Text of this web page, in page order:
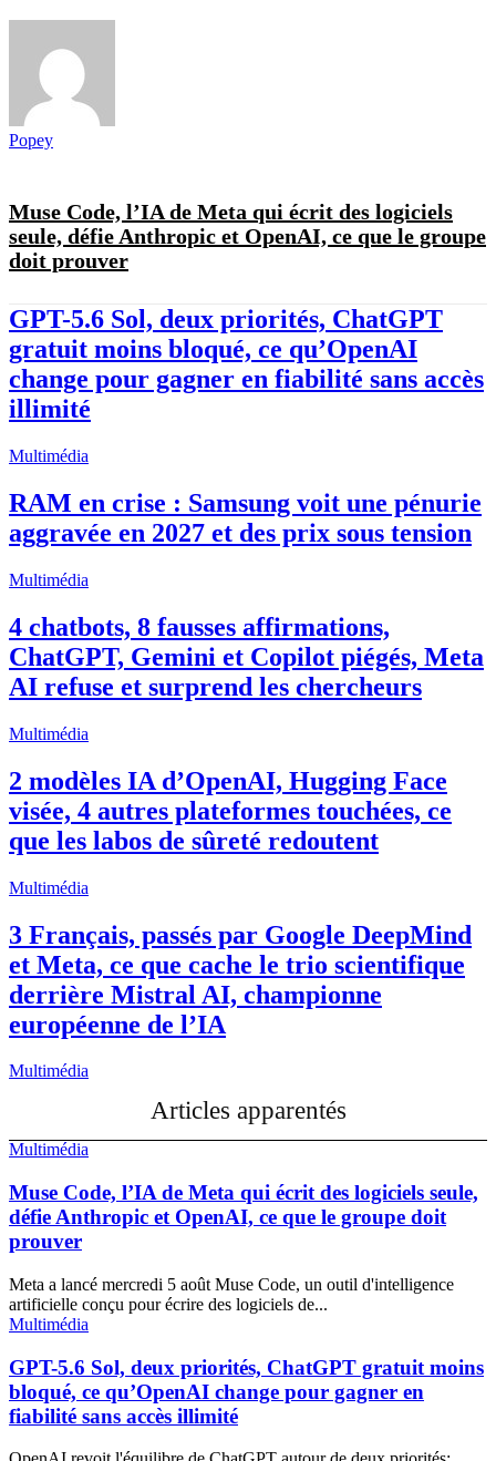
Popey
Muse Code, l’IA de Meta qui écrit des logiciels
seule, défie Anthropic et OpenAI, ce que le groupe
doit prouver
GPT-5.6 Sol, deux priorités, ChatGPT
gratuit moins bloqué, ce qu’OpenAI
change pour gagner en fiabilité sans accès
illimité
Multimédia
RAM en crise : Samsung voit une pénurie
aggravée en 2027 et des prix sous tension
Multimédia
4 chatbots, 8 fausses affirmations,
ChatGPT, Gemini et Copilot piégés, Meta
AI refuse et surprend les chercheurs
Multimédia
2 modèles IA d’OpenAI, Hugging Face
visée, 4 autres plateformes touchées, ce
que les labos de sûreté redoutent
Multimédia
3 Français, passés par Google DeepMind
et Meta, ce que cache le trio scientifique
derrière Mistral AI, championne
européenne de l’IA
Multimédia
Articles apparentés
Multimédia
Muse Code, l’IA de Meta qui écrit des logiciels seule,
défie Anthropic et OpenAI, ce que le groupe doit
prouver
Meta a lancé mercredi 5 août Muse Code, un outil d'intelligence
artificielle conçu pour écrire des logiciels de...
Multimédia
GPT-5.6 Sol, deux priorités, ChatGPT gratuit moins
bloqué, ce qu’OpenAI change pour gagner en
fiabilité sans accès illimité